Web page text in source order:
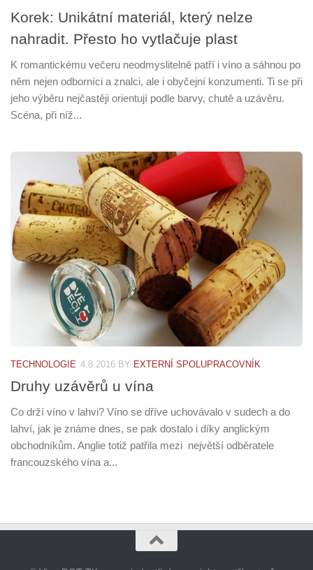
Korek: Unikátní materiál, který nelze
nahradit. Přesto ho vytlačuje plast
K romantickému večeru neodmyslitelně patří i víno a sáhnou po
něm nejen odborníci a znalci, ale i obyčejní konzumenti. Ti se při
jeho výběru nejčastěji orientují podle barvy, chutě a uzávěru.
Scéna, při níž...
TECHNOLOGIE 4.8.2016 BY EXTERNÍ SPOLUPRACOVNÍK
Druhy uzávěrů u vína
Co drží víno v lahvi? Víno se dříve uchovávalo v sudech a do
lahví, jak je známe dnes, se pak dostalo i díky anglickým
obchodníkům. Anglie totiž patřila mezi největší odběratele
francouzského vína a...